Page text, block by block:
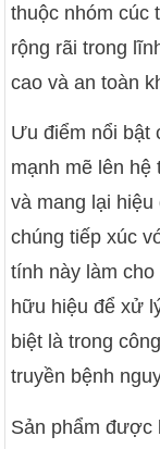
thuộc nhóm cúc
rộng rãi trong
cao và an toàn
Ưu điểm nổi bật
mạnh mẽ lên hệ
và mang lại hiệu
chúng tiếp xúc
tính này làm
hữu hiệu để xử
biệt là trong
truyền bệnh
Sản phẩm được